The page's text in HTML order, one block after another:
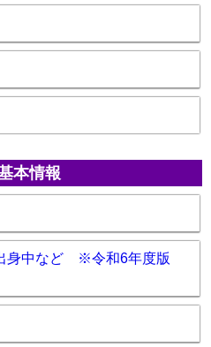
本情報
身中など ※令和6年度版